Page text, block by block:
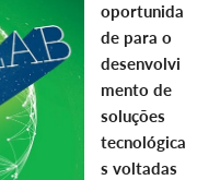
oportunida
de para o
desenvolvi
mento de
soluções
tecnológica
s voltadas